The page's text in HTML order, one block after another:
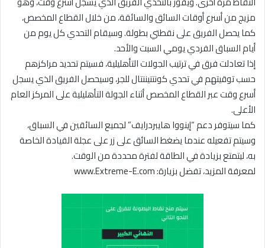
مزيج من أسرع أوقات السائق والسائقة، من خلال القطاع المخصص،
كما يحصل الفريق على نقطتي بطولة. وسيقام التحدي كل يوم من
أيام السباق الفردي يومي السبت والأحد.
إذا تعادلت فرق في ترتيب الجولات التأهليلية، فسيتم تحديد مراكزهم
حسب توقيتهم في تحدي كونتنيننتال للجر، وسيحصل الفريق الذي يسجل
أسرع وقت عبر القطاع المخصص أثناء الجولة التأهليلية على المركز العام
الأعلى.
كما سيتوفر دعم “إينووا هايبردرايف” لجميع السائقين في السباق،
وسيتم تفعيله عندما يضغط السائق على زر على عجلة القيادة الخاصة
به، ليتمتع بزيادة في الطاقة لفترة محددة من الوقت.
لمعرفة المزيد، تفضل بزيارة: www.Extreme-E.com